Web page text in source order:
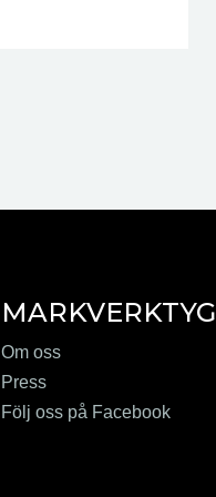
MARKVERKTYG
Om oss
Press
Följ oss på Facebook